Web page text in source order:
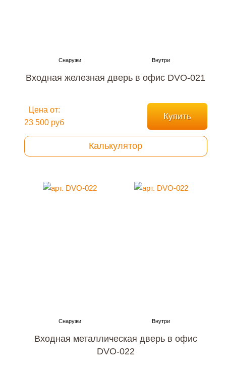
Входная железная дверь в офис DVO-021
Цена от:
23 500 руб
Купить
Калькулятор
Входная металлическая дверь в офис
DVO-022